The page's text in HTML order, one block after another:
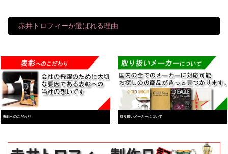
赤井トロフィーが選ばれる理由
表彰へのこだわり 取り扱いメーカーについて